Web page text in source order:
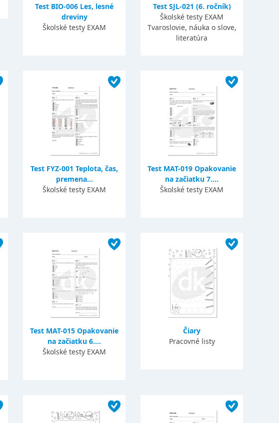
Test BIO-006 Les, lesné
dreviny
Školské testy EXAM
Test SJL-021 (6. ročník)
Školské testy EXAM
Tvaroslovie, náuka o slove,
literatúra
Test FYZ-001 Teplota, čas,
premena...
Školské testy EXAM
Test MAT-019 Opakovanie
na začiatku 7....
Školské testy EXAM
Test MAT-015 Opakovanie
na začiatku 6....
Školské testy EXAM
Čiary
Pracovné listy